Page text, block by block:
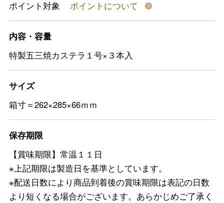
ポイント対象 ポイントについて
内容・容量
特製五三焼カステラ１号×３本入
サイズ
箱寸＝262×285×66ｍｍ
保存期限
【賞味期限】常温１１日
※上記期限は製造日を基準としています。
※配送日数により商品到着後の賞味期限は表記の日数
より短くなる場合がございます。あらかじめご了承く